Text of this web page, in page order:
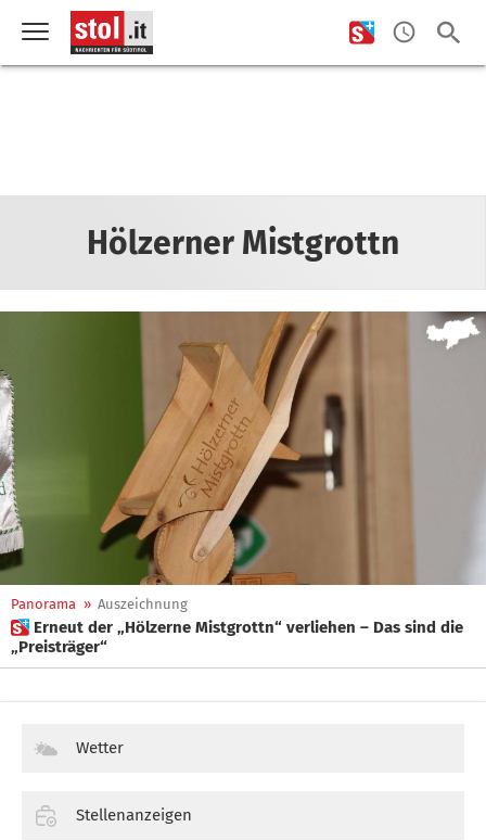
Hölzerner Mistgrottn
Panorama » Auszeichnung
 Erneut der „Hölzerne Mistgrottn“ verliehen – Das sind die
„Preisträger“
Wetter
Stellenanzeigen